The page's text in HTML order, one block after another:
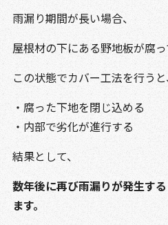
雨漏り期間が長い場合、
屋根材の下にある野地板が腐っ
この状態でカバー工法を行うと
・腐った下地を閉じ込める
・内部で劣化が進行する
結果として、
数年後に再び雨漏りが発生す
ます。